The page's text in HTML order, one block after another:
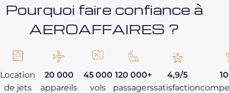
Pourquoi faire confiance à
AEROAFFAIRES ?
Location
de jets
20 000
appareils
45 000
vols
120 000+
passagers
4,9/5
satisfaction